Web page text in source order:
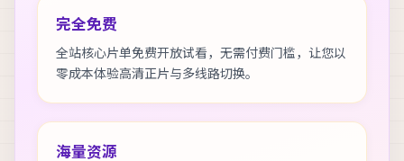
完全免费
全站核心片单免费开放试看，无需付费门槛，让您以
零成本体验高清正片与多线路切换。
海量资源